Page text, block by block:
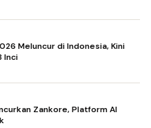
Meluncur di Indonesia, Kini
Inci
Zankore, Platform AI